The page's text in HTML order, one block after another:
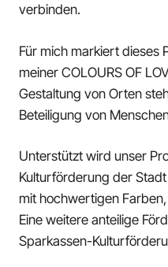
verbinden.
Für mich markiert dieses
meiner COLOURS OF
Gestaltung von Orten
Beteiligung von
Unterstützt wird unser
Kulturförderung der
mit hochwertigen
Eine weitere anteilige
Sparkassen-